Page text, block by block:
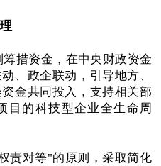
措资金，在中央财政资金
、政企联动，引导地方、
金共同投入，支持相关部
目的科技型企业全生命周
责对等"的原则，采取简化